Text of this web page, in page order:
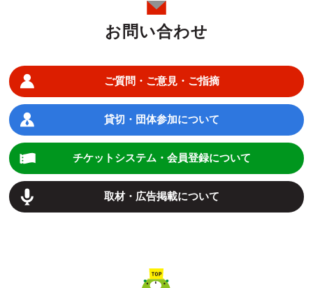
お問い合わせ
ご質問・ご意見・ご指摘
貸切・団体参加について
チケットシステム・会員登録について
取材・広告掲載について